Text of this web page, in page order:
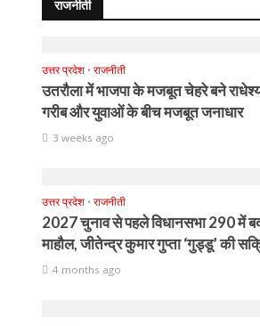
राजनीती
उत्तर प्रदेश • राजनीती
उतरौला में भाजपा के मजबूत चेहरे बने
गरीब और युवाओं के बीच मजबूत जनाधार
3 weeks ago
उत्तर प्रदेश • राजनीती
2027 चुनाव से पहले विधानसभा 290 में
माहौल, जीतेन्द्र कुमार गुप्ता ‘गुड्डू’ की
4 months ago